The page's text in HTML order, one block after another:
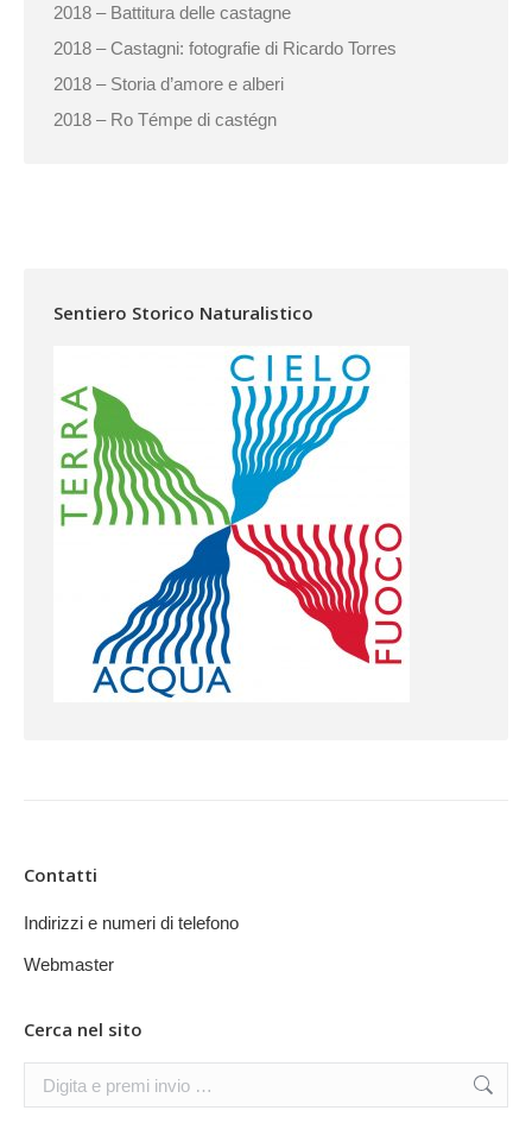
2018 – Battitura delle castagne
2018 – Castagni: fotografie di Ricardo Torres
2018 – Storia d’amore e alberi
2018 – Ro Témpe di castégn
Sentiero Storico Naturalistico
Contatti
Indirizzi e numeri di telefono
Webmaster
Cerca nel sito
Search: